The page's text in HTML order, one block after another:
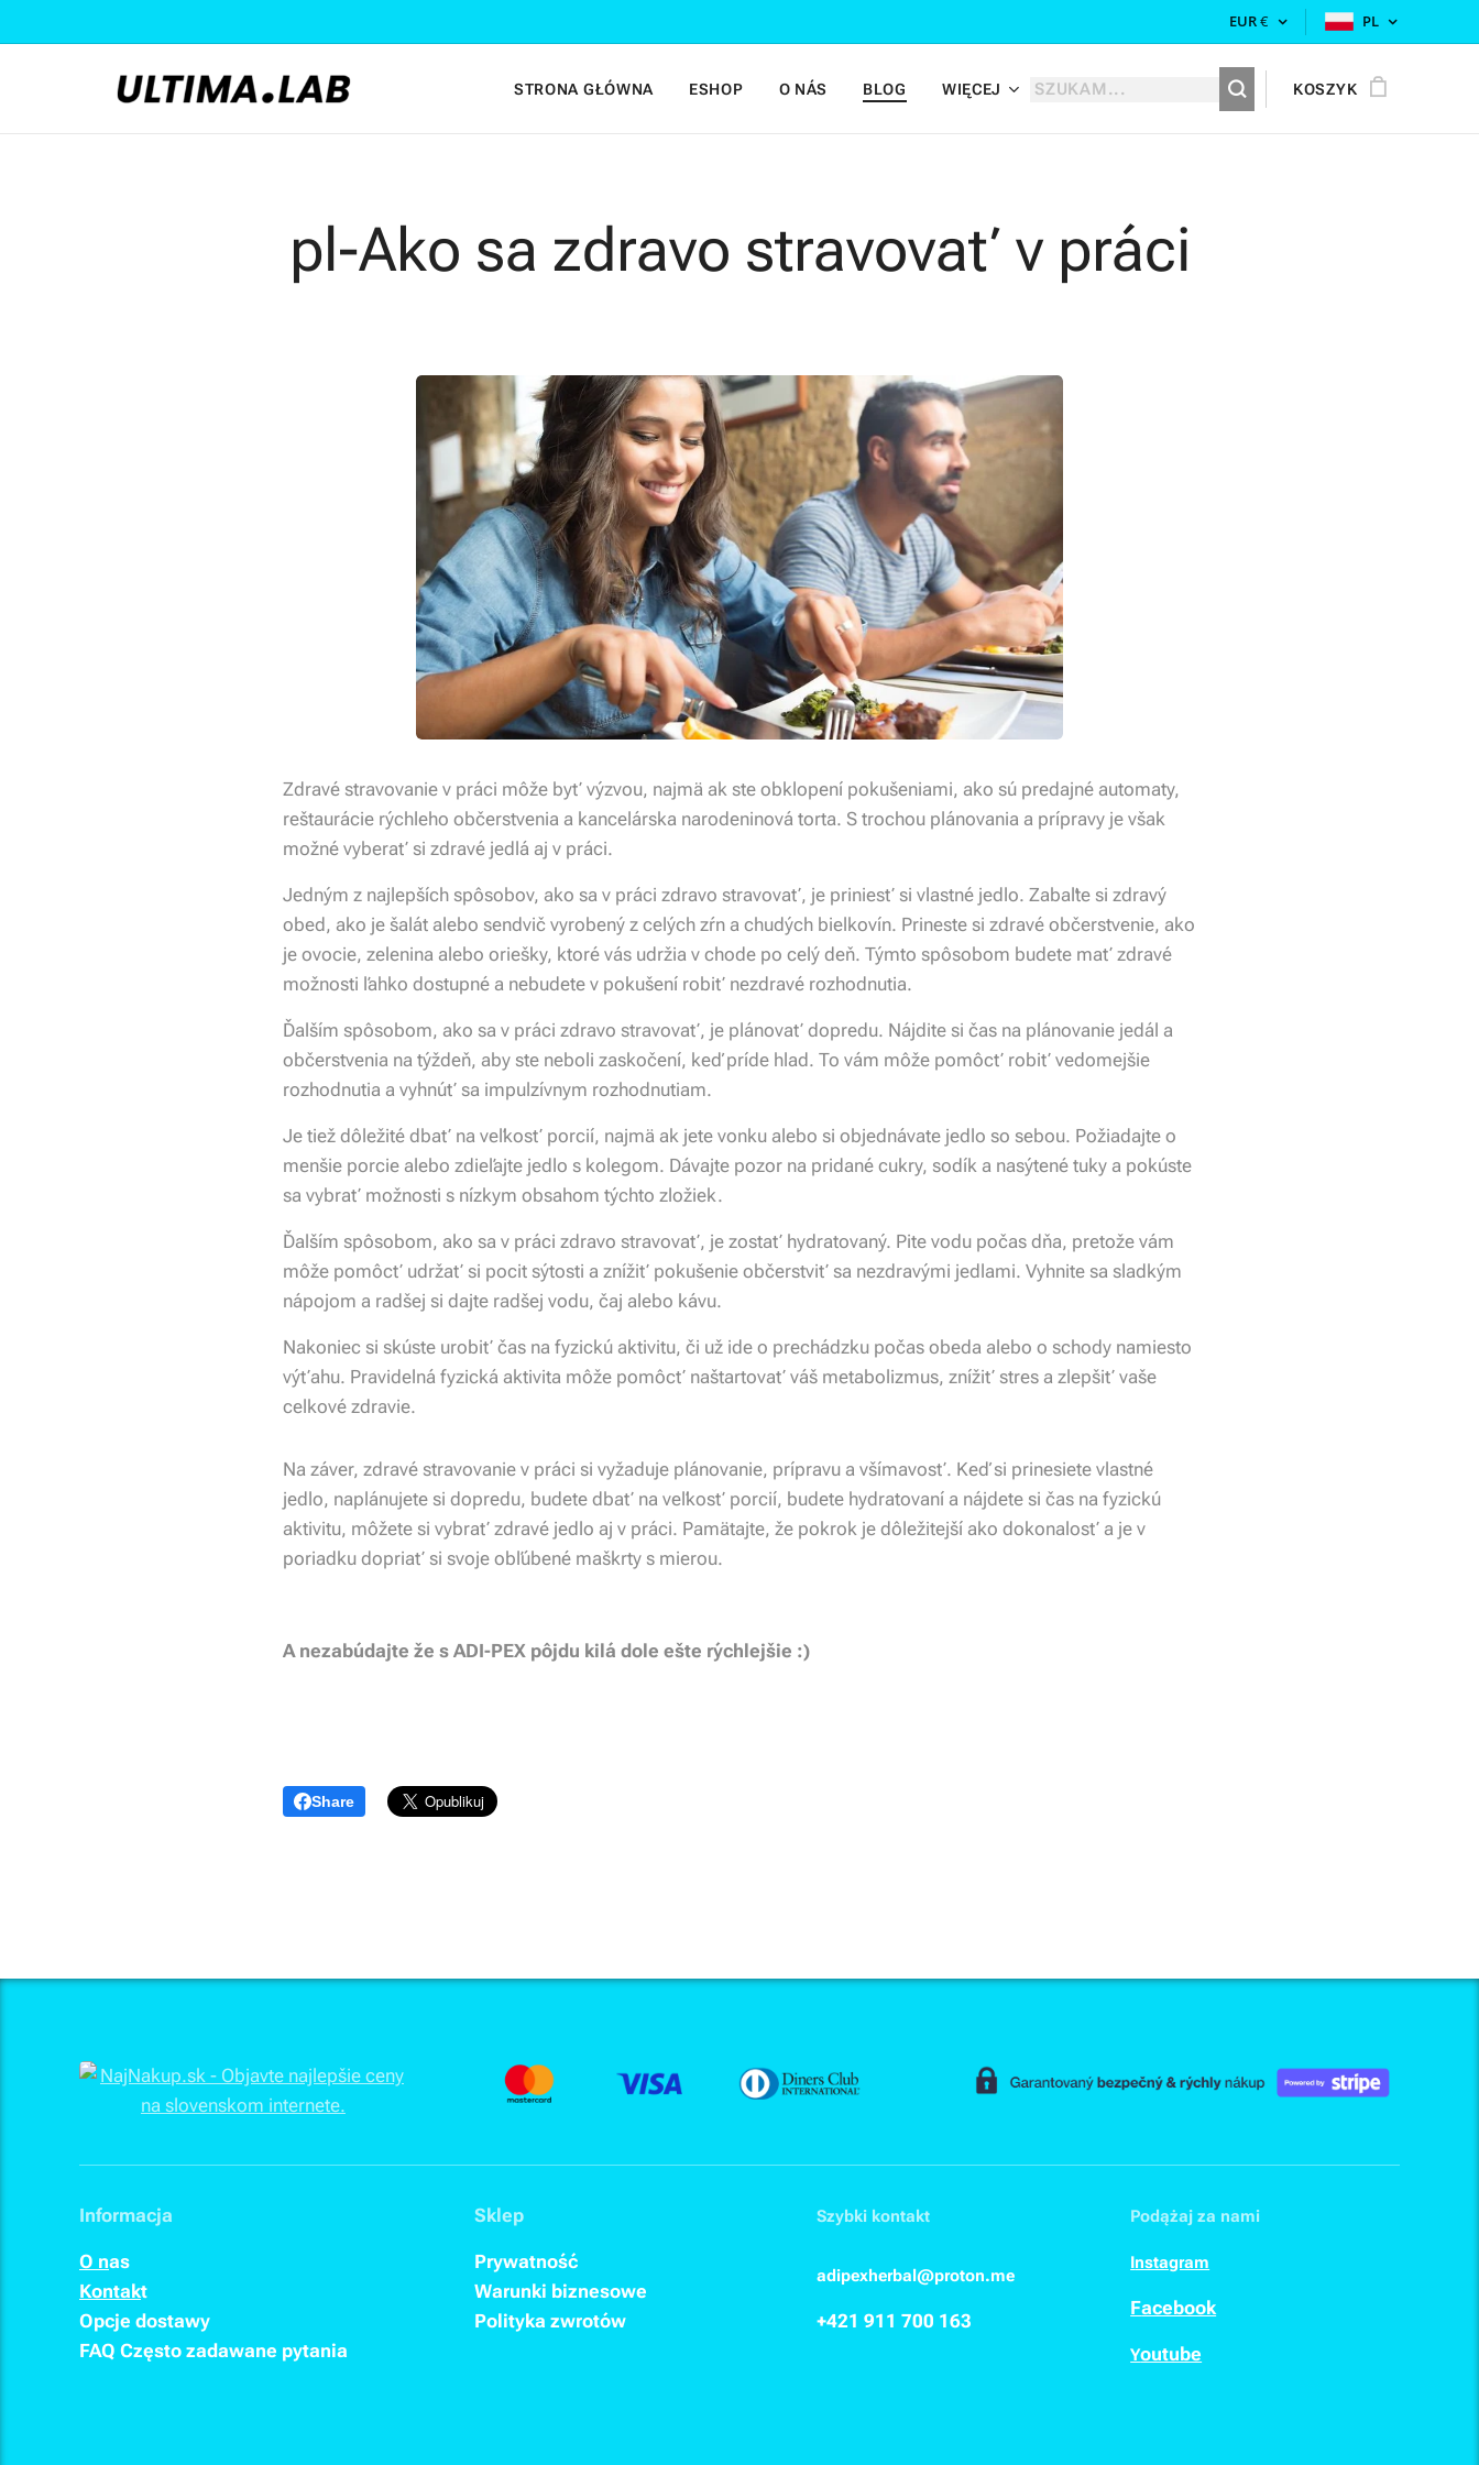
EUR€ PL
STRONA GŁÓWNA ESHOP O NÁS BLOG WIĘCEJ KOSZYK
pl-Ako sa zdravo stravovať v práci
Zdravé stravovanie v práci môže byť výzvou, najmä ak ste obklopení pokušeniami, ako sú predajné automaty,
reštaurácie rýchleho občerstvenia a kancelárska narodeninová torta. S trochou plánovania a prípravy je však
možné vyberať si zdravé jedlá aj v práci.
Jedným z najlepších spôsobov, ako sa v práci zdravo stravovať, je priniesť si vlastné jedlo. Zabaľte si zdravý
obed, ako je šalát alebo sendvič vyrobený z celých zŕn a chudých bielkovín. Prineste si zdravé občerstvenie, ako
je ovocie, zelenina alebo oriešky, ktoré vás udržia v chode po celý deň. Týmto spôsobom budete mať zdravé
možnosti ľahko dostupné a nebudete v pokušení robiť nezdravé rozhodnutia.
Ďalším spôsobom, ako sa v práci zdravo stravovať, je plánovať dopredu. Nájdite si čas na plánovanie jedál a
občerstvenia na týždeň, aby ste neboli zaskočení, keď príde hlad. To vám môže pomôcť robiť vedomejšie
rozhodnutia a vyhnúť sa impulzívnym rozhodnutiam.
Je tiež dôležité dbať na veľkosť porcií, najmä ak jete vonku alebo si objednávate jedlo so sebou. Požiadajte o
menšie porcie alebo zdieľajte jedlo s kolegom. Dávajte pozor na pridané cukry, sodík a nasýtené tuky a pokúste
sa vybrať možnosti s nízkym obsahom týchto zložiek.
Ďalším spôsobom, ako sa v práci zdravo stravovať, je zostať hydratovaný. Pite vodu počas dňa, pretože vám
môže pomôcť udržať si pocit sýtosti a znížiť pokušenie občerstviť sa nezdravými jedlami. Vyhnite sa sladkým
nápojom a radšej si dajte radšej vodu, čaj alebo kávu.
Nakoniec si skúste urobiť čas na fyzickú aktivitu, či už ide o prechádzku počas obeda alebo o schody namiesto
výťahu. Pravidelná fyzická aktivita môže pomôcť naštartovať váš metabolizmus, znížiť stres a zlepšiť vaše
celkové zdravie.
Na záver, zdravé stravovanie v práci si vyžaduje plánovanie, prípravu a všímavosť. Keď si prinesiete vlastné
jedlo, naplánujete si dopredu, budete dbať na veľkosť porcií, budete hydratovaní a nájdete si čas na fyzickú
aktivitu, môžete si vybrať zdravé jedlo aj v práci. Pamätajte, že pokrok je dôležitejší ako dokonalosť a je v
poriadku dopriať si svoje obľúbené maškrty s mierou.
A nezabúdajte že s ADI-PEX pôjdu kilá dole ešte rýchlejšie :)
Share
Informacja
O nas
Kontakt
Opcje dostawy
FAQ Często zadawane pytania
Sklep
Prywatność
Warunki biznesowe
Polityka zwrotów
Szybki kontakt
adipexherbal@proton.me
+421 911 700 163
Podążaj za nami
Instagram
Facebook
Youtube